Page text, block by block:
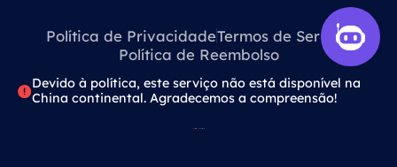
Política de PrivacidadeTermos de Serviço
Política de Reembolso
Devido à política, este serviço não está disponível na
China continental. Agradecemos a compreensão!